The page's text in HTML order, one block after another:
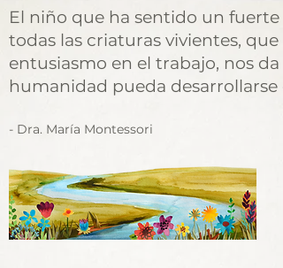
El niño que ha sentido un
todas las criaturas vivientes,
entusiasmo en el trabajo, nos
humanidad pueda
- Dra. María Montessori